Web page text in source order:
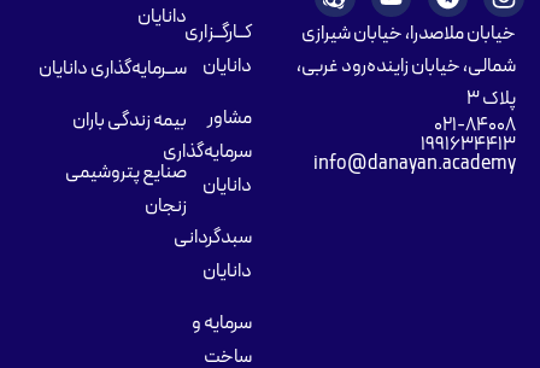
خیابان ملاصدرا، خیابان شیرازی
شمالی، خیابان زاینده‌رود غربی،
پلاک ۳
۰۲۱-۸۴۰۰۸
۱۹۹۱۶۳۴۴۱۳
info@danayan.academy
کــارگــزاری
دانایان
مشاور
سرمایه‌گذاری
دانایان
سبدگردانی
دانایان
سرمایه و
ساخت
دانایان
ســرمایه‌گذاری دانایان
بیمه زندگی باران
صنایع پتروشیمی
زنجان